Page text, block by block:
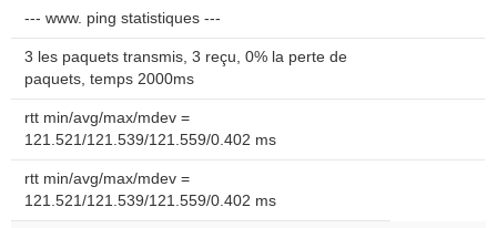
--- www. ping statistiques ---
3 les paquets transmis, 3 reçu, 0% la perte de
paquets, temps 2000ms
rtt min/avg/max/mdev =
121.521/121.539/121.559/0.402 ms
rtt min/avg/max/mdev =
121.521/121.539/121.559/0.402 ms